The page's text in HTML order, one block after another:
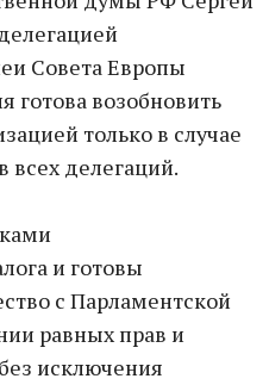
Совета Европы
готова возобновить
только в случае
всех делегаций.
и готовы
с Парламентской
равных прав и
исключения